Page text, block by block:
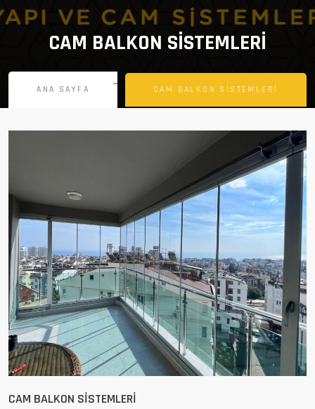
CAM BALKON SİSTEMLERİ
ANA SAYFA CAM BALKON SİSTEMLERİ
Previous Next
CAM BALKON SİSTEMLERİ